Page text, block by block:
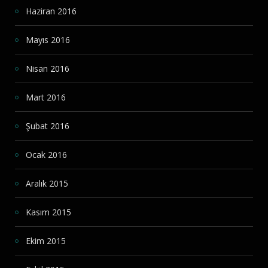
Haziran 2016
Mayıs 2016
Nisan 2016
Mart 2016
Şubat 2016
Ocak 2016
Aralık 2015
Kasım 2015
Ekim 2015